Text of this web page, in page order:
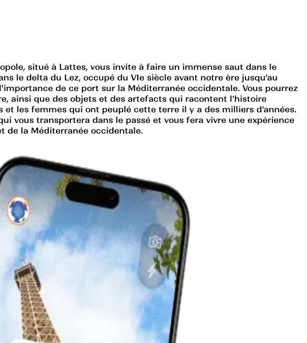
situé à Lattes, vous invite à faire un immense saut dans le
le delta du Lez, occupé du VIe siècle avant notre ère jusqu'au
de ce port sur la Méditerranée occidentale. Vous pourrez
ainsi que des objets et des artefacts qui racontent l'histoire
les femmes qui ont peuplé cette terre il y a des milliers d'années.
vous transportera dans le passé et vous fera vivre une expérience
de la Méditerranée occidentale.